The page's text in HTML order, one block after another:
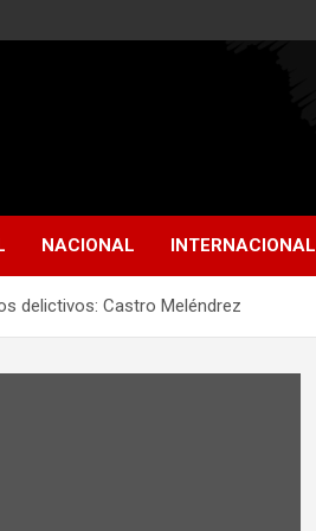
NACIONAL INTERNACIONAL
delictivos: Castro Meléndrez